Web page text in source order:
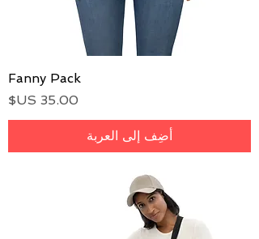
Fanny Pack
السعر
أضِف إلى العربة